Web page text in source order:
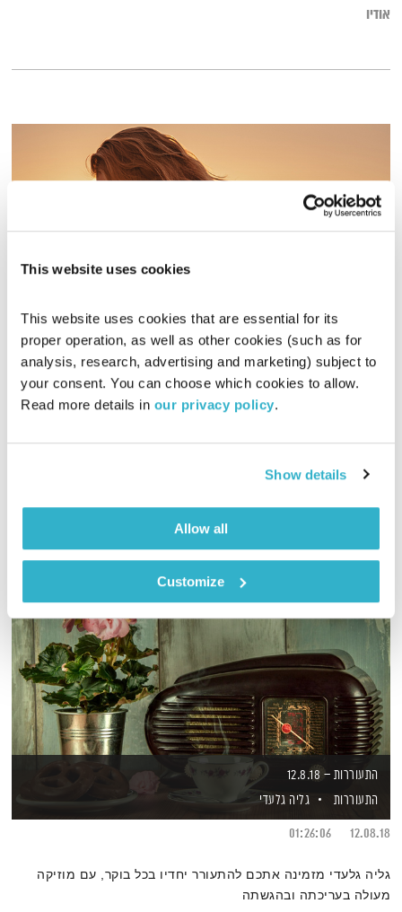
This website uses cookies
This website uses cookies that are essential for its
proper operation, as well as other cookies (such as for
analysis, research, advertising and marketing) subject to
your consent. You can choose which cookies to allow.
Read more details in our privacy policy.
Show details
Allow all
Customize
אודיו
כל יום מחדש
אמיר פרי
06.06.22
00:59:26
התעוררות – 12.8.18
התעוררות
גליה גלעדי
12.08.18
01:26:06
גליה גלעדי מזמינה אתכם להתעורר יחדיו בכל בוקר, עם מוזיקה
מעולה בעריכתה ובהגשתה